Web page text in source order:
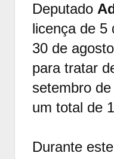
Deputado
licença de 5
30 de
para tratar
setembro
um total de
Durante